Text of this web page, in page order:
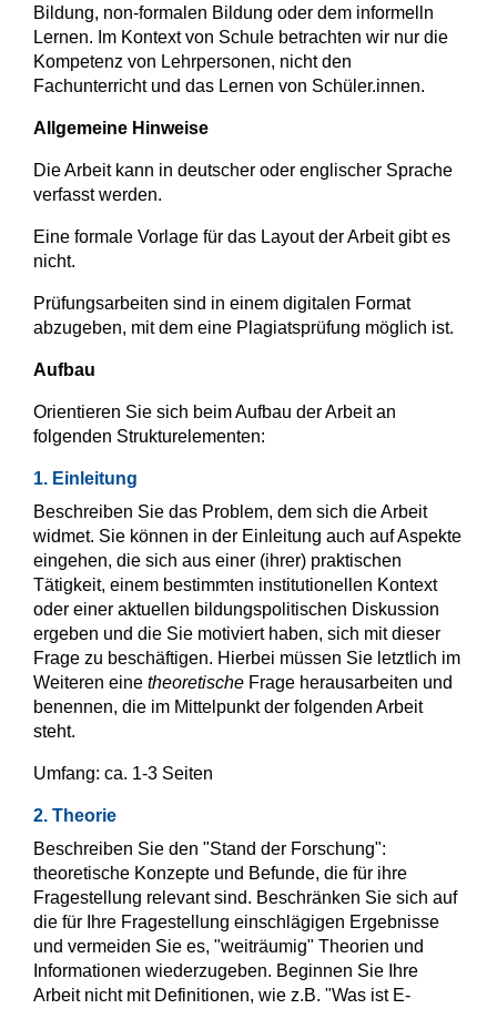
Bildung, non-formalen Bildung oder dem informelln
Lernen. Im Kontext von Schule betrachten wir nur die
Kompetenz von Lehrpersonen, nicht den
Fachunterricht und das Lernen von Schüler.innen.
Allgemeine Hinweise
Die Arbeit kann in deutscher oder englischer Sprache
verfasst werden.
Eine formale Vorlage für das Layout der Arbeit gibt es
nicht.
Prüfungsarbeiten sind in einem digitalen Format
abzugeben, mit dem eine Plagiatsprüfung möglich ist.
Aufbau
Orientieren Sie sich beim Aufbau der Arbeit an
folgenden Strukturelementen:
1. Einleitung
Beschreiben Sie das Problem, dem sich die Arbeit
widmet. Sie können in der Einleitung auch auf Aspekte
eingehen, die sich aus einer (ihrer) praktischen
Tätigkeit, einem bestimmten institutionellen Kontext
oder einer aktuellen bildungspolitischen Diskussion
ergeben und die Sie motiviert haben, sich mit dieser
Frage zu beschäftigen. Hierbei müssen Sie letztlich im
Weiteren eine theoretische Frage herausarbeiten und
benennen, die im Mittelpunkt der folgenden Arbeit
steht.
Umfang: ca. 1-3 Seiten
2. Theorie
Beschreiben Sie den "Stand der Forschung":
theoretische Konzepte und Befunde, die für ihre
Fragestellung relevant sind. Beschränken Sie sich auf
die für Ihre Fragestellung einschlägigen Ergebnisse
und vermeiden Sie es, "weiträumig" Theorien und
Informationen wiederzugeben. Beginnen Sie Ihre
Arbeit nicht mit Definitionen, wie z.B. "Was ist E-